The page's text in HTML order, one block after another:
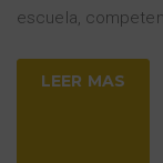
escuela,
LEER MAS